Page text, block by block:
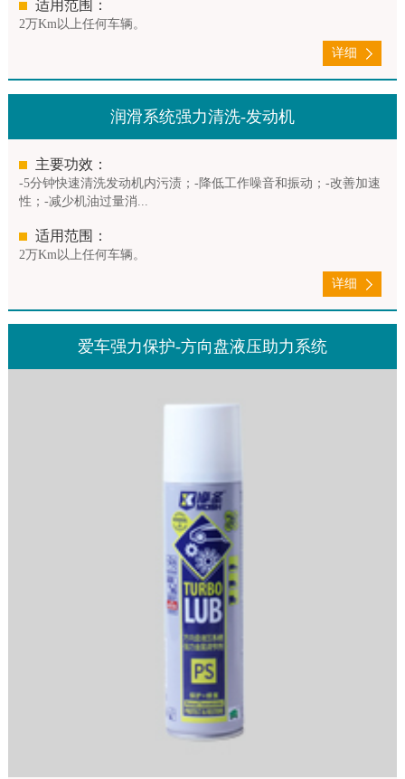
适用范围：
2万Km以上任何车辆。
详细
润滑系统强力清洗-发动机
主要功效：
-5分钟快速清洗发动机内污渍；-降低工作噪音和振动；-改善加速
性；-减少机油过量消...
适用范围：
2万Km以上任何车辆。
详细
爱车强力保护-方向盘液压助力系统